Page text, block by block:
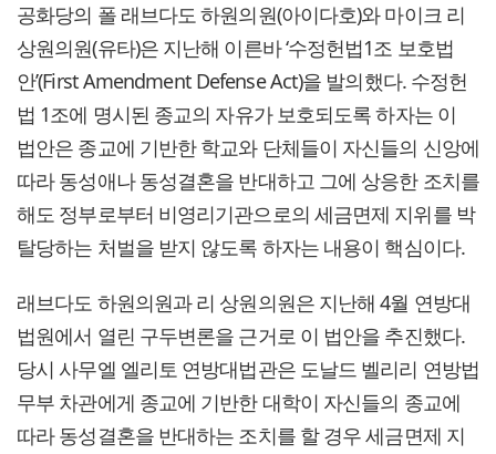
공화당의 폴 래브다도 하원의원(아이다호)와 마이크 리
상원의원(유타)은 지난해 이른바 ‘수정헌법1조 보호법
안’(First Amendment Defense Act)을 발의했다. 수정헌
법 1조에 명시된 종교의 자유가 보호되도록 하자는 이
법안은 종교에 기반한 학교와 단체들이 자신들의 신앙에
따라 동성애나 동성결혼을 반대하고 그에 상응한 조치를
해도 정부로부터 비영리기관으로의 세금면제 지위를 박
탈당하는 처벌을 받지 않도록 하자는 내용이 핵심이다.
래브다도 하원의원과 리 상원의원은 지난해 4월 연방대
법원에서 열린 구두변론을 근거로 이 법안을 추진했다.
당시 사무엘 엘리토 연방대법관은 도날드 벨리리 연방법
무부 차관에게 종교에 기반한 대학이 자신들의 종교에
따라 동성결혼을 반대하는 조치를 할 경우 세금면제 지